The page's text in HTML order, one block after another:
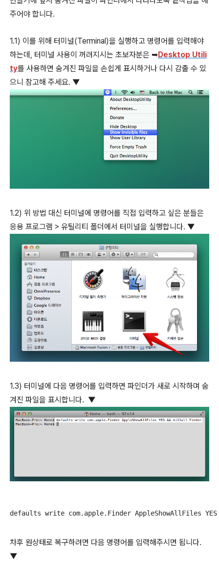
주어야 합니다.
1.1) 이를 위해 터미널(Terminal)을 실행하고 명령어를 입력해야
하는데, 터미널 사용이 꺼려지시는 초보자분은 ➥Desktop Utili
ty를 사용하면 숨겨진 파일을 손쉽게 표시하거나 다시 감출 수 있
으니 참고해 주세요. ▼
1.2) 위 방법 대신 터미널에 명령어를 직접 입력하고 싶은 분들은
응용 프로그램 > 유틸리티 폴더에서 터미널을 실행합니다. ▼
1.3) 터미널에 다음 명령어를 입력하면 파인더가 새로 시작하며 숨
겨진 파일을 표시합니다. ▼
defaults write com.apple.Finder AppleShowAllFiles
차후 원상태로 복구하려면 다음 명령어를 입력해주시면 됩니다.
▼